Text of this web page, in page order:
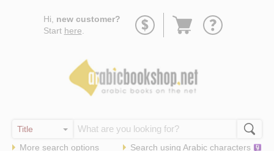
Hi, new customer?
Start here
Go
More search options Search using Arabic characters